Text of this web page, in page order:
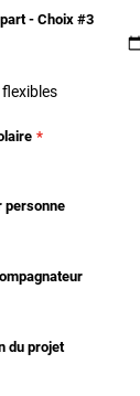
- Choix #3
personne
du projet